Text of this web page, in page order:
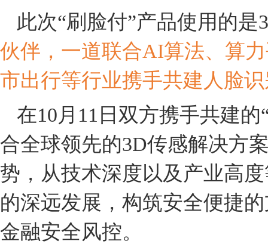
此次“刷脸付”产品使用的是
伙伴，一道联合AI算法、算
市出行等行业携手共建人脸
在10月11日双方携手共建
合全球领先的3D传感解决方
势，从技术深度以及产业高
的深远发展，构筑安全便捷
金融安全风控。